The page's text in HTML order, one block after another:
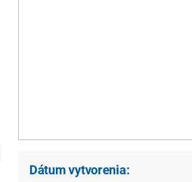
Dátum vytvorenia: